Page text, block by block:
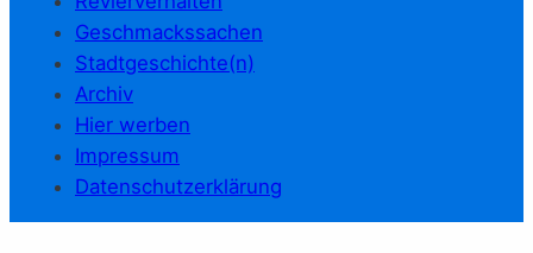
Geschmackssachen
Stadtgeschichte(n)
Archiv
Hier werben
Impressum
Datenschutzerklärung